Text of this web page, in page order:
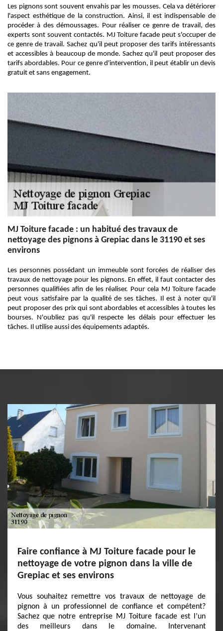
Les pignons sont souvent envahis par les mousses. Cela va détériorer
l'aspect esthétique de la construction. Ainsi, il est indispensable de
procéder à des démoussages. Pour réaliser ce genre de travail, des
experts sont souvent contactés. MJ Toiture facade peut s'occuper de
ce genre de travail. Sachez qu'il peut proposer des tarifs intéressants
et accessibles à beaucoup de monde. Sachez qu'il peut proposer des
tarifs abordables. Pour ce genre d'intervention, il peut établir un devis
gratuit et sans engagement.
MJ Toiture facade : un habitué des travaux de
nettoyage des pignons à Grepiac dans le 31190 et ses
environs
Les personnes possédant un immeuble sont forcées de réaliser des
travaux de nettoyage pour les pignons. En effet, il faut contacter des
personnes qualifiées afin de les réaliser. Pour cela MJ Toiture facade
peut vous satisfaire par la qualité de ses tâches. Il est à noter qu'il
peut proposer des prix qui sont abordables et accessibles à toutes les
bourses. N'oubliez pas qu'il respecte les délais pour effectuer les
tâches. Il utilise aussi des équipements adaptés.
Faire confiance à MJ Toiture facade pour le
nettoyage de votre pignon dans la ville de
Grepiac et ses environs
Vous souhaitez remettre vos travaux de nettoyage de
pignon à un professionnel de confiance et compétent?
Sachez que notre entreprise MJ Toiture facade est l’un
des meilleurs dans le domaine. Intervenant